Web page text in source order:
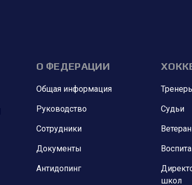
О ФЕДЕРАЦИИ
Общая информация
Руководство
Сотрудники
Документы
Антидопинг
Судьи
школ